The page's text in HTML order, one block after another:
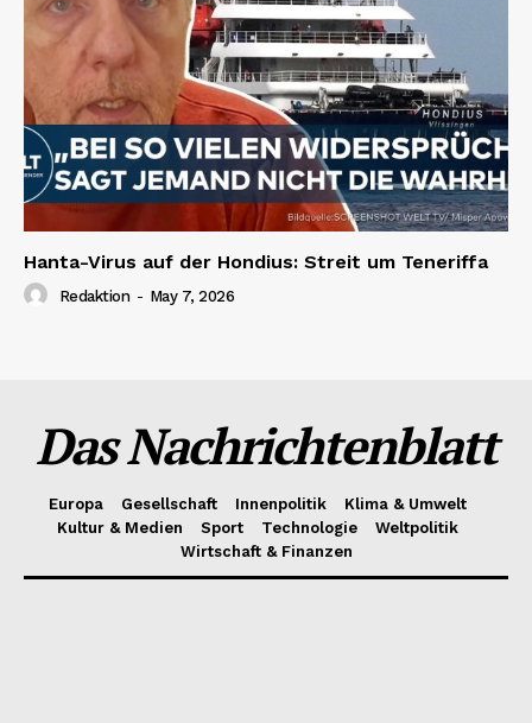
Hanta-Virus auf der Hondius: Streit um Teneriffa
Redaktion - May 7, 2026
Das Nachrichtenblatt
Europa Gesellschaft Innenpolitik
Klima & Umwelt
Kultur & Medien
Sport Technologie
Weltpolitik
Wirtschaft & Finanzen